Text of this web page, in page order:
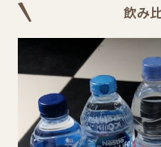
飲み